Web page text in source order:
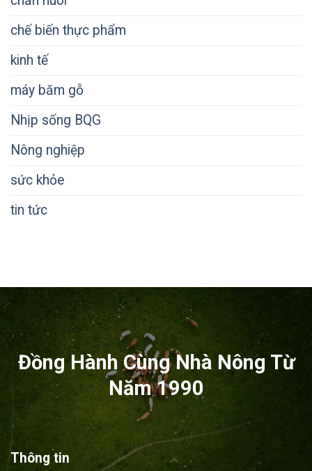
chế biến thực phẩm
kinh tế
máy băm gỗ
Nhịp sống BQG
Nông nghiệp
sức khỏe
tin tức
Đồng Hành Cùng Nhà Nông Từ
Năm 1990
Thông tin